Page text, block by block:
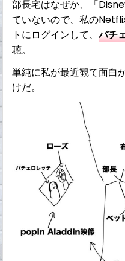
部長宅はなぜか、「
ていないので、私の
トにログインして、バチ
聴。
単純に私が最近観て面白
けだ。